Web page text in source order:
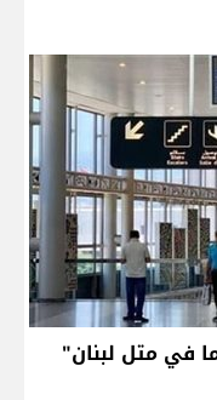
في متل لبنان"